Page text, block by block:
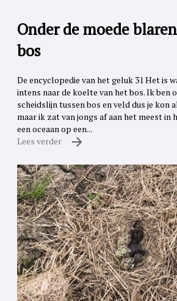
Onder de moede
bos
De encyclopedie van het geluk 31 Het is
intens naar de koelte van het bos. Ik ben
scheidslijn tussen bos en veld dus je kon
maar ik zat van jongs af aan het meest in
een oceaan op een...
Lees verder